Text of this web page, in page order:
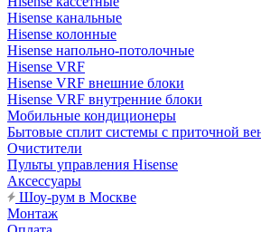
Hisense канальные
Hisense колонные
Hisense напольно-потолочные
Hisense VRF
Hisense VRF внешние блоки
Hisense VRF внутренние блоки
Мобильные кондиционеры
Бытовые сплит системы с приточной
Очистители
Пульты управления Hisense
Аксессуары
Шоу-рум в Москве
Монтаж